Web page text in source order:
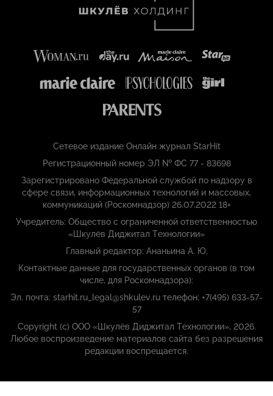
Сетевое издание Онлайн журнал StarHit
Регистрационный номер ЭЛ № ФС 77 - 83698
Зарегистрировано Федеральной службой по надзору в
сфере связи, информационных технологий и массовых,
коммуникаций (Роскомнадзор) 26.07.2022 18+
Учредитель: Общество с ограниченной ответственностью
«Шкулёв Диджитал Технологии»
Главный редактор: Ананьина А. Ю.
Контактные данные для государственных органов (в том
числе, для Роскомнадзора):
Эл. почта: starhit.ru_legal@shkulev.ru телефон: +7(495) 633-57-
57
Copyright (с) ООО «Шкулёв Диджитал Технологии», 2026.
Любое воспроизведение материалов сайта без разрешения
редакции воспрещается.